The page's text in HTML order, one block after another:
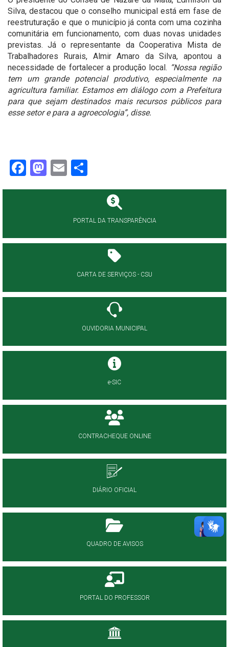
Silva, destacou que o conselho municipal está em fase de
reestruturação e que o município já conta com uma cozinha
comunitária em funcionamento, com duas novas unidades
previstas. Já o representante da Cooperativa Mista de
Trabalhadores Rurais, Almir Amaro da Silva, apontou a
necessidade de fortalecer a produção local. “Nossa região
tem um grande potencial produtivo, especialmente na
agricultura familiar. Estamos em diálogo com a Prefeitura
para que sejam destinados mais recursos públicos para
esse setor e para a agroecologia”, disse.
Facebook
Mastodon
Email
PORTAL DA TRANSPARÊNCIA
CARTA DE SERVIÇOS - CSU
OUVIDORIA MUNICIPAL
e-SIC
CONTRACHEQUE ONLINE
DIÁRIO OFICIAL
QUADRO DE AVISOS
PORTAL DO PROFESSOR